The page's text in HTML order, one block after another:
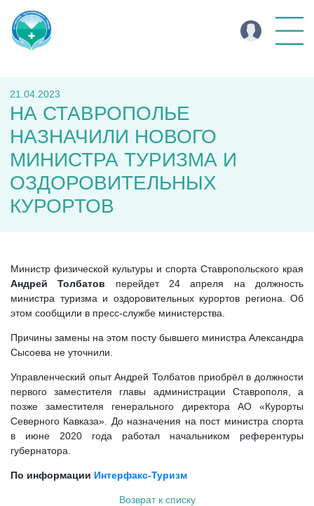
21.04.2023
НА СТАВРОПОЛЬЕ
НАЗНАЧИЛИ НОВОГО
МИНИСТРА ТУРИЗМА И
ОЗДОРОВИТЕЛЬНЫХ
КУРОРТОВ
Министр физической культуры и спорта Ставропольского края
Андрей Толбатов перейдет 24 апреля на должность
министра туризма и оздоровительных курортов региона. Об
этом сообщили в пресс-службе министерства.
Причины замены на этом посту бывшего министра Александра
Сысоева не уточнили.
Управленческий опыт Андрей Толбатов приобрёл в должности
первого заместителя главы администрации Ставрополя, а
позже заместителя генерального директора АО «Курорты
Северного Кавказа». До назначения на пост министра спорта
в июне 2020 года работал начальником референтуры
губернатора.
По информации Интерфакс-Туризм
Возврат к списку